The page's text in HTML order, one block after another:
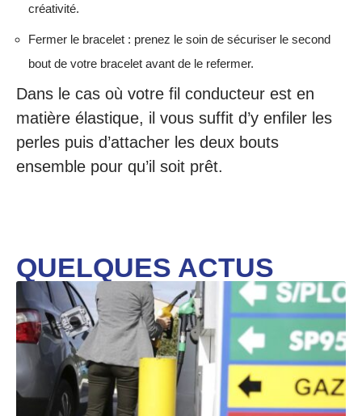
créativité.
Fermer le bracelet : prenez le soin de sécuriser le second
bout de votre bracelet avant de le refermer.
Dans le cas où votre fil conducteur est en
matière élastique, il vous suffit d’y enfiler les
perles puis d’attacher les deux bouts
ensemble pour qu’il soit prêt.
QUELQUES ACTUS